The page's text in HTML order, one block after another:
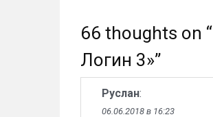
66 thoughts on “
Логин 3»”
Руслан:
06.06.2018 в 16:23